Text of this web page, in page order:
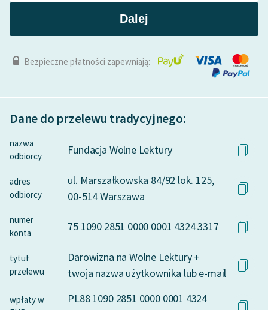
Dalej
Bezpieczne płatności zapewniają:
Dane do przelewu tradycyjnego:
nazwa
odbiorcy
Fundacja Wolne Lektury
adres
odbiorcy
ul. Marszałkowska 84/92 lok. 125,
00-514 Warszawa
numer
konta
75 1090 2851 0000 0001 4324 3317
tytuł
przelewu
Darowizna na Wolne Lektury +
twoja nazwa użytkownika lub e-mail
wpłaty w
PL88 1090 2851 0000 0001 4324